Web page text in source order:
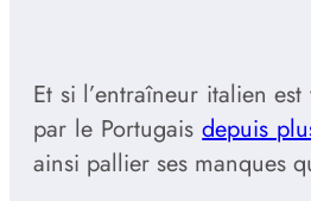
Et si l’entraîneur italien
par le Portugaisdepuis
ainsi pallier ses manques